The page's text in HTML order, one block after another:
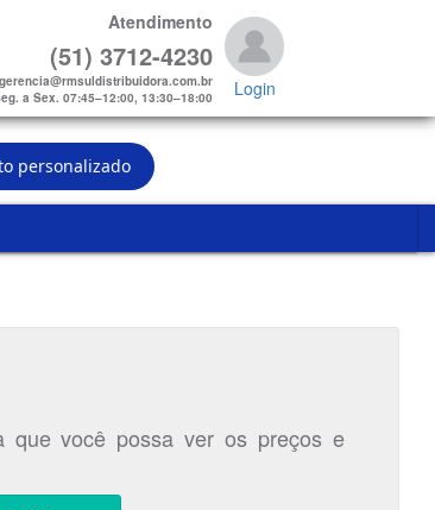
personalizado
Atendimento
(51) 3712-4230
gerencia@rmsuldistribuidora.com.br
a Sex. 07:45–12:00, 13:30–18:00
Login
que você possa ver os preços e